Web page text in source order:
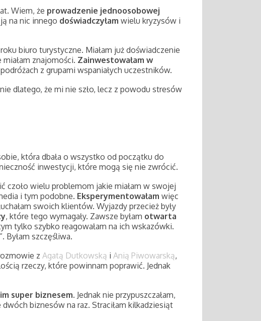
Wiem, że prowadzenie jednoosobowej
na nic innego doświadczyłam wielu kryzysów i
roku biuro turystyczne. Miałam już doświadczenie
znajomości. Zainwestowałam w
z grupami wspaniałych uczestników.
dlatego, że mi nie szło, lecz z powodu stresów
która dbała o wszystko od początku do
inwestycji, które mogą się nie zwrócić.
czoło wielu problemom jakie miałam w swojej
i tym podobne. Eksperymentowałam więc
swoich klientów. Wyjazdy przecież były
, które tego wymagały. Zawsze byłam otwarta
tylko szybko reagowałam na ich wskazówki.
”. Byłam szczęśliwa.
z Agatą Dutkowską i Anią Piwowarską,
rzeczy, które powinnam poprawić. Jednak
super biznesem. Jednak nie przypuszczałam,
biznesów na raz. Straciłam kilkadziesiąt